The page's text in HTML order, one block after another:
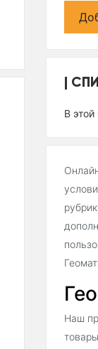
В этой
Наш